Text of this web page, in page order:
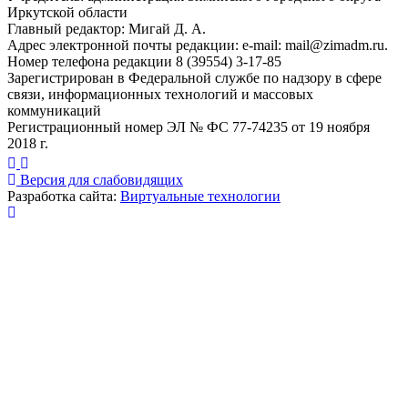
Иркутской области
Главный редактор: Мигай Д. А.
Адрес электронной почты редакции: e-mail: mail@zimadm.ru.
Номер телефона редакции 8 (39554) 3-17-85
Зарегистрирован в Федеральной службе по надзору в сфере
связи, информационных технологий и массовых
коммуникаций
Регистрационный номер ЭЛ № ФС 77-74235 от 19 ноября
2018 г.
Версия для слабовидящих
Разработка сайта: Виртуальные технологии